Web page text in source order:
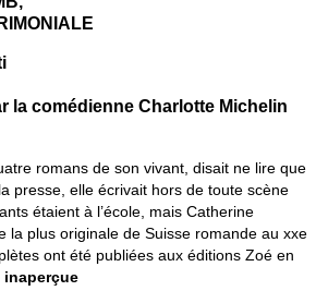
la comédienne Charlotte Michelin
romans de son vivant, disait ne lire que
presse, elle écrivait hors de toute scène
étaient à l’école, mais Catherine
la plus originale de Suisse romande au xxe
ont été publiées aux éditions Zoé en
inaperçue